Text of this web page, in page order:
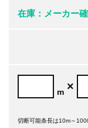
在庫：メーカー
m ×
切断可能条長は10m～